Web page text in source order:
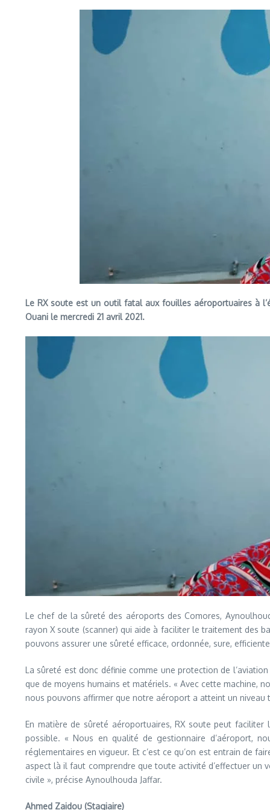
Le RX soute est un outil fatal aux fouilles aéroportuaires à
Ouani le mercredi 21 avril 2021.
Le chef de la sûreté des aéroports des Comores,
rayon X soute (scanner) qui aide à faciliter le traitement des
pouvons assurer une sûreté efficace, ordonnée, sure,
La sûreté est donc définie comme une protection de
que de moyens humains et matériels. « Avec cette
nous pouvons affirmer que notre aéroport a atteint un
En matière de sûreté aéroportuaires, RX soute peut faciliter
possible. « Nous en qualité de gestionnaire d’aéroport,
réglementaires en vigueur. Et c’est ce qu’on est entrain de
aspect là il faut comprendre que toute activité d’effectuer un
civile », précise Aynoulhouda Jaffar.
Ahmed Zaidou (Stagiaire)